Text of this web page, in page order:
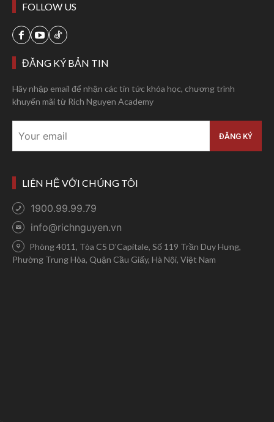
FOLLOW US
ĐĂNG KÝ BẢN TIN
Hãy nhập email để nhận các tin tức khóa học, chương trình
khuyến mãi từ Rich Nguyen Academy
LIÊN HỆ VỚI CHÚNG TÔI
1900.99.99.79
info@richnguyen.vn
Phòng 4011, Tòa C5 D'Capitale, Số 119 Trần Duy Hưng,
Phường Trung Hòa, Quận Cầu Giấy, Hà Nội, Việt Nam